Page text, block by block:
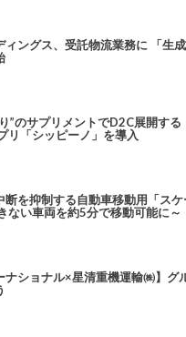
ィングス、受託物流業務に 「生
”のサプリメントでD2C展開する
リ「シッピーノ」を導入
断を抑制する自動車移動用「ス
ない車両を約5分で移動可能に～
ナショナル×星清重機運輸㈱】グ